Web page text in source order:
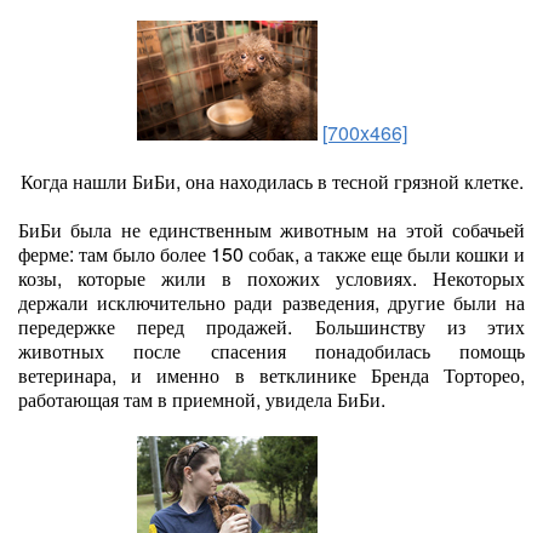
[700x466]
Когда нашли БиБи, она находилась в тесной грязной клетке.
БиБи была не единственным животным на этой собачьей
ферме: там было более 150 собак, а также еще были кошки и
козы, которые жили в похожих условиях. Некоторых
держали исключительно ради разведения, другие были на
передержке перед продажей. Большинству из этих
животных после спасения понадобилась помощь
ветеринара, и именно в ветклинике Бренда Торторео,
работающая там в приемной, увидела БиБи.